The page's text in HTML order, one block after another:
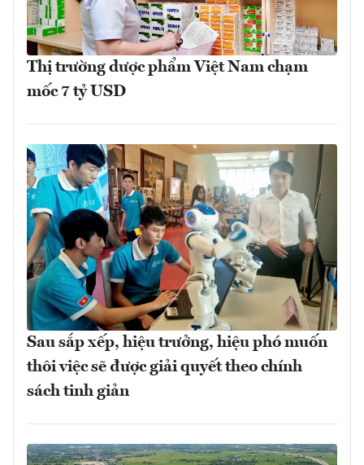
Thị trường dược phẩm Việt Nam chạm
mốc 7 tỷ USD
Sau sắp xếp, hiệu trưởng, hiệu phó muốn
thôi việc sẽ được giải quyết theo chính
sách tinh giản